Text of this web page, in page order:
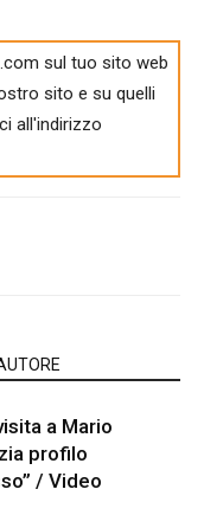
sul tuo sito web
sito e su quelli
all'indirizzo
a Mario
profilo
/ Video